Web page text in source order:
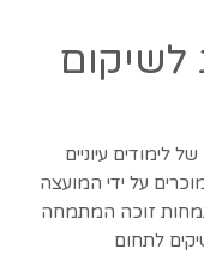
לשיקום
עיוניים
על ידי המועצה
זוכה המתמחה
לתחום